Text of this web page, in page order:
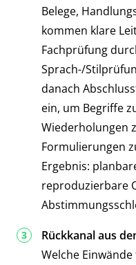
Belege,
kommen klare
Fachprüfung
Sprach-/
danach
ein, um Begriffe
Wiederholungen
Formulierungen
Ergebnis:
reproduzierbare
Rückkanal aus
Welche